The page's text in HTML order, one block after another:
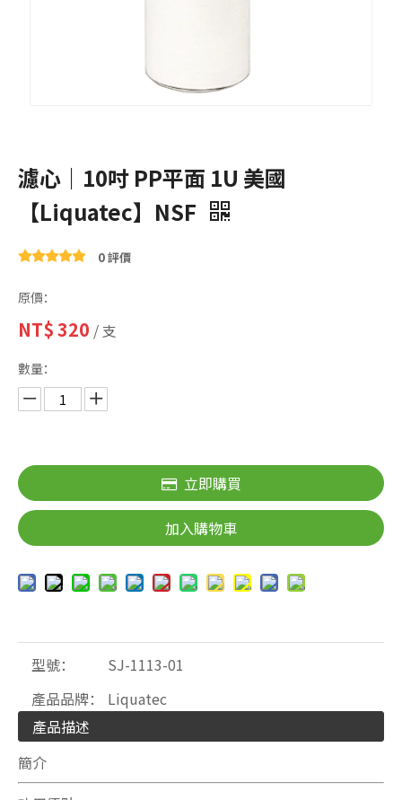
濾心｜10吋 PP平面 1U 美國
【Liquatec】NSF
0 評價
原價：
NT$320 / 支
數量：
立即購買
加入購物車
型號：
SJ-1113-01
產品品牌：
Liquatec
產品描述
簡介